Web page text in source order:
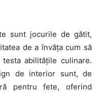
sunt jocurile de gătit,
de a învăța cum să
abilitățile culinare.
de interior sunt, de
pentru fete, oferind